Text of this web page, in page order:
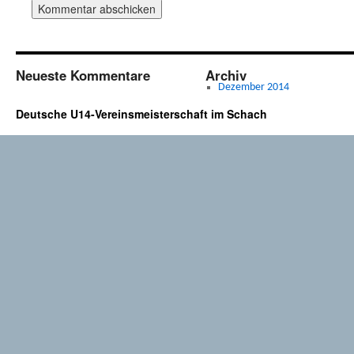
Neueste Kommentare Archiv
Dezember 2014
Deutsche U14-Vereinsmeisterschaft im Schach